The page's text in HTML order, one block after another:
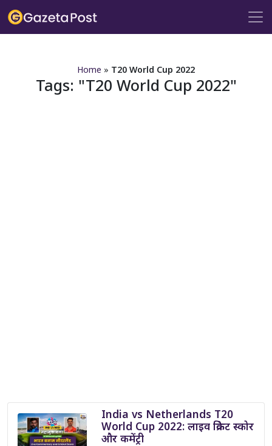
Home » T20 World Cup 2022
Tags: T20 World Cup 2022
India vs Netherlands T20
World Cup 2022: लाइव क्रिकेट स्कोर
और कमेंट्री